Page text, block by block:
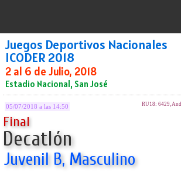
Juegos Deportivos Nacionales
ICODER 2018
2 al 6 de Julio, 2018
Estadio Nacional, San José
05/07/2018 a las 14:50 RU18: 6429,
Final
Decatlón
Juvenil B, Masculino